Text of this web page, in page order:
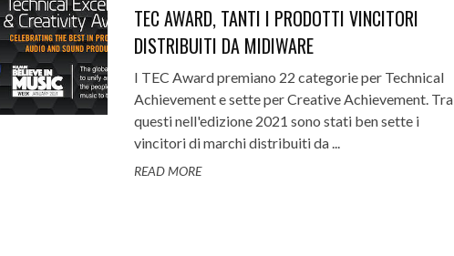
TEC AWARD, TANTI I PRODOTTI VINCITORI
DISTRIBUITI DA MIDIWARE
I TEC Award premiano 22 categorie per Technical
Achievement e sette per Creative Achievement. Tra
questi nell'edizione 2021 sono stati ben sette i
vincitori di marchi distribuiti da ...
READ MORE